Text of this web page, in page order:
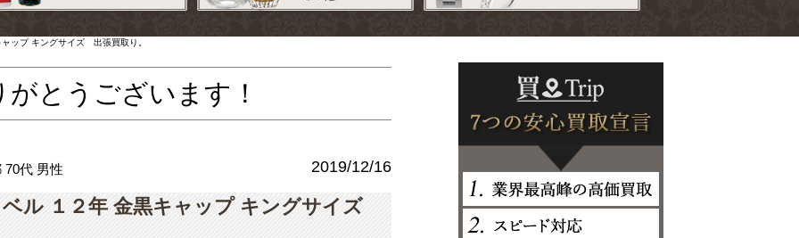
ップ キングサイズ 出張買取り。
とうございます！
70代 男性 2019/12/16
ル １２年 金黒キャップ キングサイズ